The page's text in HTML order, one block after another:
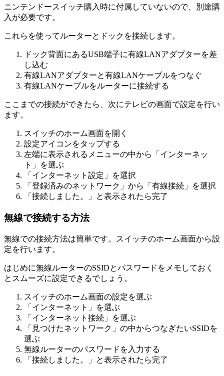
ニンテンドースイッチ購入時に付属していないので、別途購
入が必要です。
これらを使ってルーターとドックを接続します。
ドック背面にあるUSB端子に有線LANアダプターを差
し込む
有線LANアダプターと有線LANケーブルをつなぐ
有線LANケーブルをルーターに接続する
ここまでの接続ができたら、次にテレビの画面で設定を行い
ます。
スイッチのホーム画面を開く
設定アイコンをタップする
左端に表示されるメニューの中から「インターネッ
ト」を選ぶ
「インターネット設定」を選択
「登録済みのネットワーク」から「有線接続」を選択
「接続しました。」と表示されたら完了
無線で接続する方法
無線での接続方法は簡単です。スイッチのホーム画面から設
定を行います。
はじめに無線ルーターのSSIDとパスワードをメモしておく
とスムーズに設定できるでしょう。
スイッチのホーム画面の設定を選ぶ
「インターネット」を選ぶ
「インターネット接続」を選ぶ
「見つけたネットワーク」の中からつなぎたいSSIDを
選ぶ
無線ルーターのパスワードを入力する
「接続しました。」と表示されたら完了